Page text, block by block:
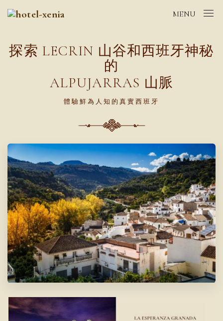
MENU
探索 LECRIN 山谷和西班牙神秘
的
ALPUJARRAS 山脈
體驗鮮為人知的真實西班牙